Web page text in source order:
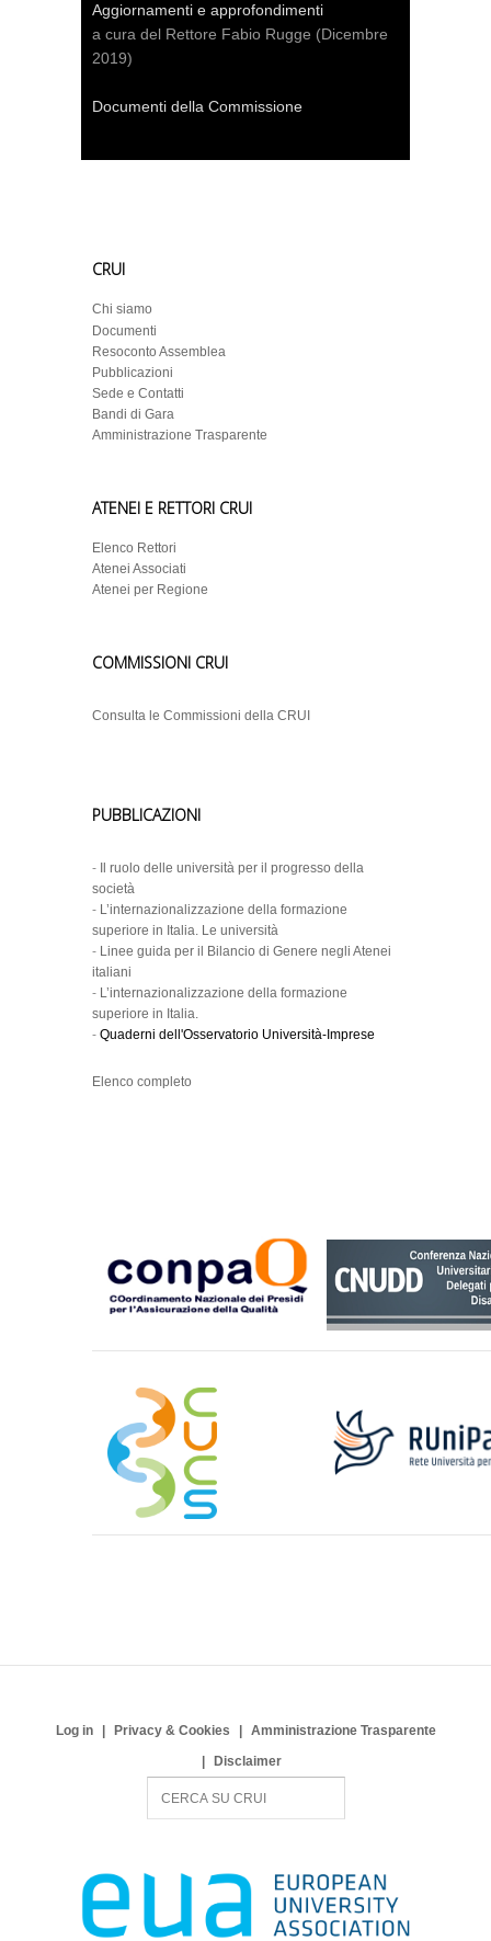
Aggiornamenti e approfondimenti
a cura del Rettore Fabio Rugge (Dicembre
2019)
Documenti della Commissione
CRUI
Chi siamo
Documenti
Resoconto Assemblea
Pubblicazioni
Sede e Contatti
Bandi di Gara
Amministrazione Trasparente
ATENEI E RETTORI CRUI
Elenco Rettori
Atenei Associati
Atenei per Regione
COMMISSIONI CRUI
Consulta le Commissioni della CRUI
PUBBLICAZIONI
-
Il ruolo delle università per il progresso della
società
- L’internazionalizzazione della formazione
superiore in Italia. Le università
- Linee guida per il Bilancio di Genere negli Atenei
italiani
- L’internazionalizzazione della formazione
superiore in Italia.
- Quaderni dell'Osservatorio Università-Imprese
Elenco completo
Log in Privacy & Cookies
Amministrazione Trasparente
Disclaimer
c